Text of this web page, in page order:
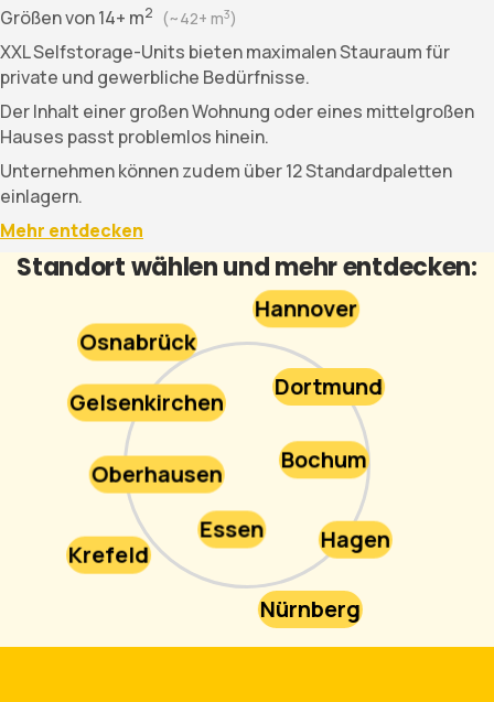
Größen von14+ m2 (~42+ m3)
XXL Selfstorage-Units bieten maximalen Stauraum für
private und gewerbliche Bedürfnisse.
Der Inhalt einer großen Wohnung oder eines mittelgroßen
Hauses passt problemlos hinein.
Unternehmen können zudem über 12 Standardpaletten
einlagern.
Mehr entdecken
Standort wählen und mehr entdecken:
Bochum
Dortmund
Essen
Gelsenkirchen
Hagen
Hannover
Krefeld
Nürnberg
Oberhausen
Osnabrück